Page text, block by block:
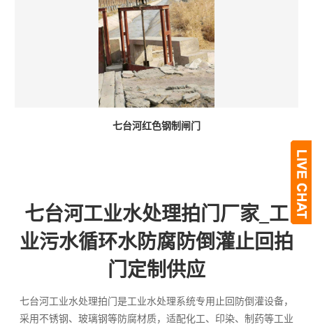
七台河红色钢制闸门
七台河工业水处理拍门厂家_工
业污水循环水防腐防倒灌止回拍
门定制供应
七台河工业水处理拍门是工业水处理系统专用止回防倒灌设备，
采用不锈钢、玻璃钢等防腐材质，适配化工、印染、制药等工业